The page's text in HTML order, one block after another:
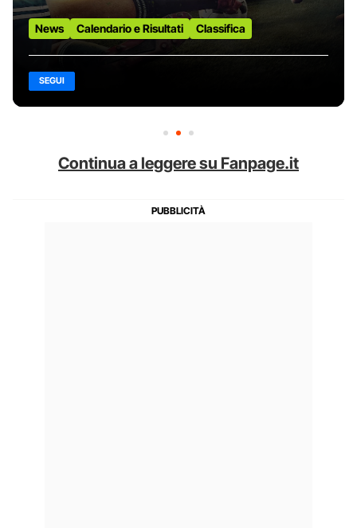
News Calendario e Risultati Classifica
SEGUI
Continua a leggere su Fanpage.it